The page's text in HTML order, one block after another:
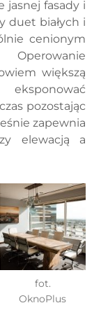
fasady i
duet białych i
cenionym
większą
eksponować
pozostając
zapewnia
elewacją a
fot.
OknoPlus